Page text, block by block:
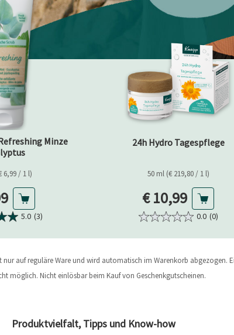
Minze
6,99 / 1 l)
Preis
5.0 (3)
24h Hydro Tagespflege
50 ml (€ 219,80 / 1 l)
Aktueller Preis
€ 10,99
0.0 (0)
nur auf reguläre Ware und wird automatisch im Warenkorb abgezogen.
möglich. Nicht einlösbar beim Kauf von Geschenkgutscheinen.
Produktvielfalt, Tipps und Know-how